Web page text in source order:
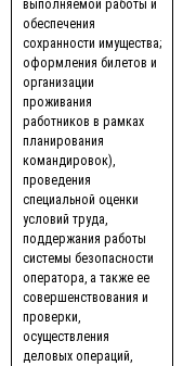
обеспечения
сохранности имущества;
оформления билетов и
организации
проживания
работников в рамках
планирования
командировок),
проведения
специальной оценки
условий труда,
поддержания работы
системы безопасности
оператора, а также ее
совершенствования и
проверки,
осуществления
деловых операций,